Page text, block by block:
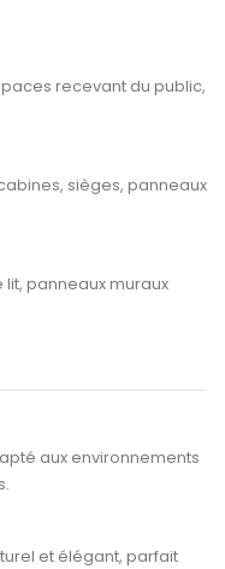
recevant du public,
sièges, panneaux
lit, panneaux muraux
aux environnements
et élégant, parfait